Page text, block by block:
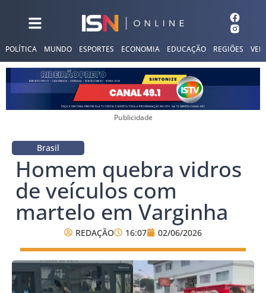
POLÍTICA MUNDO ESPORTES ECONOMIA EDUCAÇÃO REGIÕES
Publicidade
Brasil
Homem quebra vidros
de veículos com
martelo em Varginha
REDAÇÃO 16:07 02/06/2026